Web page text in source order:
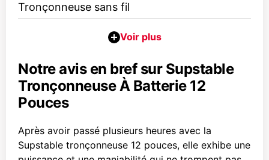
Tronçonneuse sans fil
Notre avis en bref sur Supstable
Tronçonneuse À Batterie 12
Pouces
Après avoir passé plusieurs heures avec la
Supstable tronçonneuse 12 pouces, elle exhibe une